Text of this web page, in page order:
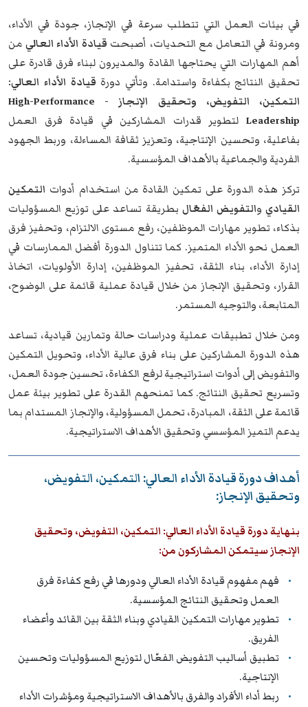
في بيئات العمل التي تتطلب سرعة في الإنجاز، جودة في الأداء،
ومرونة في التعامل مع التحديات، أصبحت قيادة الأداء العالي من
أهم المهارات التي يحتاجها القادة والمديرون لبناء فرق قادرة على
تحقيق النتائج بكفاءة واستدامة. وتأتي دورة قيادة الأداء العالي:
التمكين، التفويض، وتحقيق الإنجاز - High-Performance
Leadership لتطوير قدرات المشاركين في قيادة فرق العمل
بفاعلية، وتحسين الإنتاجية، وتعزيز ثقافة المساءلة، وربط الجهود
الفردية والجماعية بالأهداف المؤسسية.
تركز هذه الدورة على تمكين القادة من استخدام أدوات التمكين
القياديوالتفويض الفعّال بطريقة تساعد على توزيع المسؤوليات
بذكاء، تطوير مهارات الموظفين، رفع مستوى الالتزام، وتحفيز فرق
العمل نحو الأداء المتميز. كما تتناول الدورة أفضل الممارسات في
إدارة الأداء، بناء الثقة، تحفيز الموظفين، إدارة الأولويات، اتخاذ
القرار، وتحقيق الإنجاز من خلال قيادة عملية قائمة على الوضوح،
المتابعة، والتوجيه المستمر.
ومن خلال تطبيقات عملية ودراسات حالة وتمارين قيادية، تساعد
هذه الدورة المشاركين على بناء فرق عالية الأداء، وتحويل التمكين
والتفويض إلى أدوات استراتيجية لرفع الكفاءة، تحسين جودة العمل،
وتسريع تحقيق النتائج. كما تمنحهم القدرة على تطوير بيئة عمل
قائمة على الثقة، المبادرة، تحمل المسؤولية، والإنجاز المستدام بما
يدعم التميز المؤسسي وتحقيق الأهداف الاستراتيجية.
أهداف دورة قيادة الأداء العالي: التمكين، التفويض،
وتحقيق الإنجاز:
بنهاية دورة قيادة الأداء العالي: التمكين، التفويض، وتحقيق
الإنجاز سيتمكن المشاركون من:
فهم مفهوم قيادة الأداء العالي ودورها في رفع كفاءة فرق
العمل وتحقيق النتائج المؤسسية.
تطوير مهارات التمكين القيادي وبناء الثقة بين القائد وأعضاء
الفريق.
تطبيق أساليب التفويض الفعّال لتوزيع المسؤوليات وتحسين
الإنتاجية.
ربط أداء الأفراد والفرق بالأهداف الاستراتيجية ومؤشرات الأداء